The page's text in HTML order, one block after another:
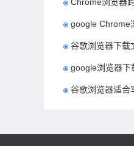
google Chrome
谷歌浏览器下载
google浏览器下
谷歌浏览器适合